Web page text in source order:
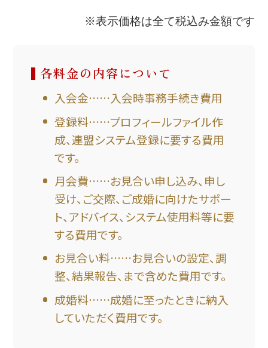
※表示価格は全て税込み金額です
各料金の内容について
入会金……入会時事務手続き費用
登録料……プロフィールファイル作
成、連盟システム登録に要する費用
です。
月会費……お見合い申し込み、申し
受け、ご交際、ご成婚に向けたサポー
ト、アドバイス、システム使用料等に要
する費用です。
お見合い料……お見合いの設定、調
整、結果報告、まで含めた費用です。
成婚料……成婚に至ったときに納入
していただく費用です。